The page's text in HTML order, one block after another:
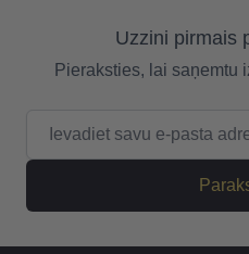
Uzzini pirmais
Pieraksties, lai saņemtu